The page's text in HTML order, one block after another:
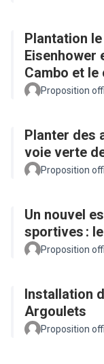
Plantation
Eisenhower
Cambo et le
Proposition
Planter des
voie verte
Proposition
Un nouvel
sportives :
Proposition
Installation
Argoulets
Proposition